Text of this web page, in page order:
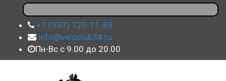
+7 (937) 720-11-88
info@veloclub34.ru
Пн-Вс с 9.00 до 20.00